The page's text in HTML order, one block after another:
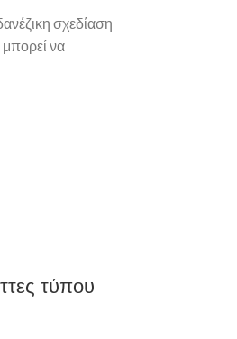
σχεδίαση
μπορεί να
τύπου